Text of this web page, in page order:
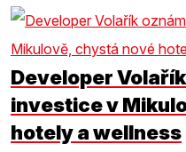
Developer
investice v
hotely a wellness